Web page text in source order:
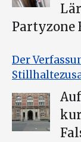
Partyzone
Der